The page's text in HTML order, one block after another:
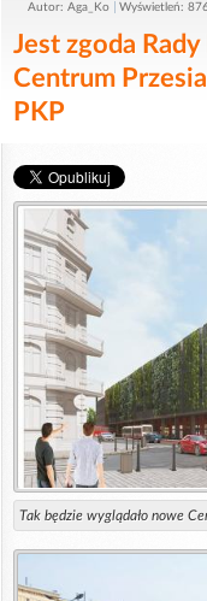
Autor: Aga_Ko Wyświetleń:
Jest zgoda
Centrum
PKP
Tak będzie wyglądało nowe